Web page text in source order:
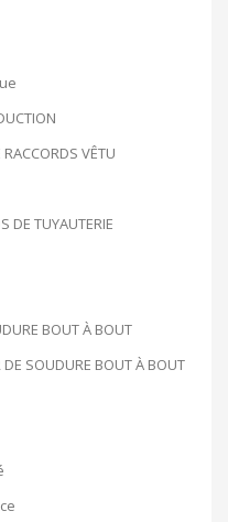
VÊTU
DE TUYAUTERIE
BOUT À BOUT
DE SOUDURE BOUT À BOUT